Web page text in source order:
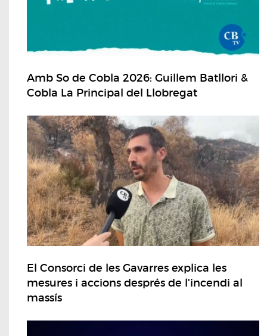
Amb So de Cobla 2026: Guillem Batllori &
Cobla La Principal del Llobregat
El Consorci de les Gavarres explica les
mesures i accions després de l'incendi al
massís